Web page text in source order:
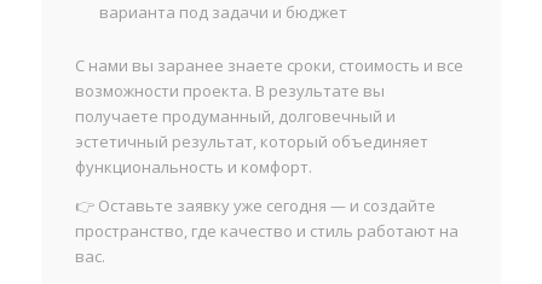
варианта под задачи и бюджет
С нами вы заранее знаете сроки, стоимость и все
возможности проекта. В результате вы
получаете продуманный, долговечный и
эстетичный результат, который объединяет
функциональность и комфорт.
👉 Оставьте заявку уже сегодня — и создайте
пространство, где качество и стиль работают на
вас.